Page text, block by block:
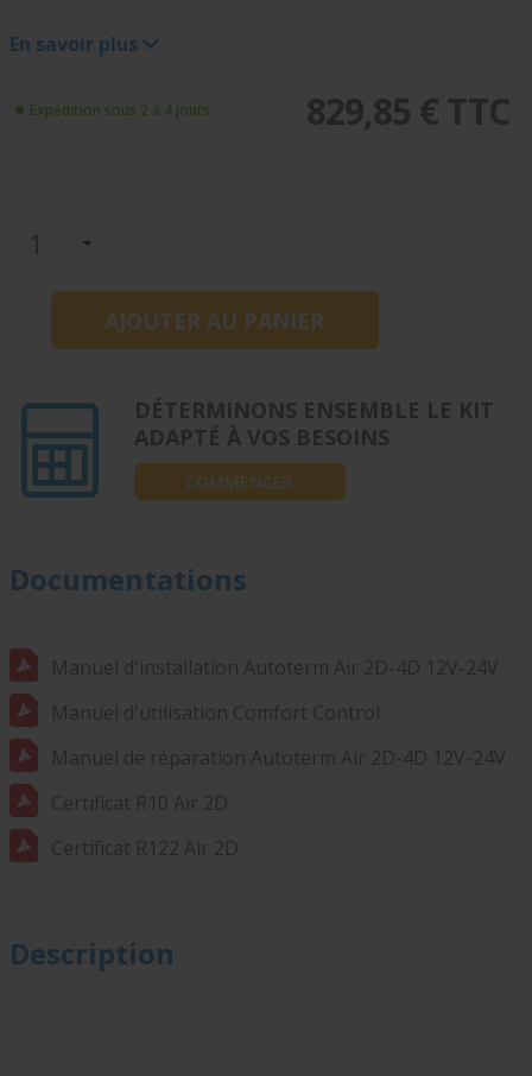
En savoir plus
Expédition sous 2 à 4 jours 829,85 € TTC
DÉTERMINONS ENSEMBLE LE KIT
ADAPTÉ À VOS BESOINS
COMMENCER
Documentations
Manuel d'installation Autoterm Air 2D-4D 12V-24V
Manuel d'utilisation Comfort Control
Manuel de réparation Autoterm Air 2D-4D 12V-24V
Certificat R10 Air 2D
Certificat R122 Air 2D
Description